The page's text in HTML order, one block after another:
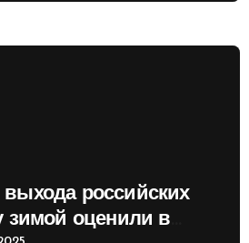
российских
зимой оценили в